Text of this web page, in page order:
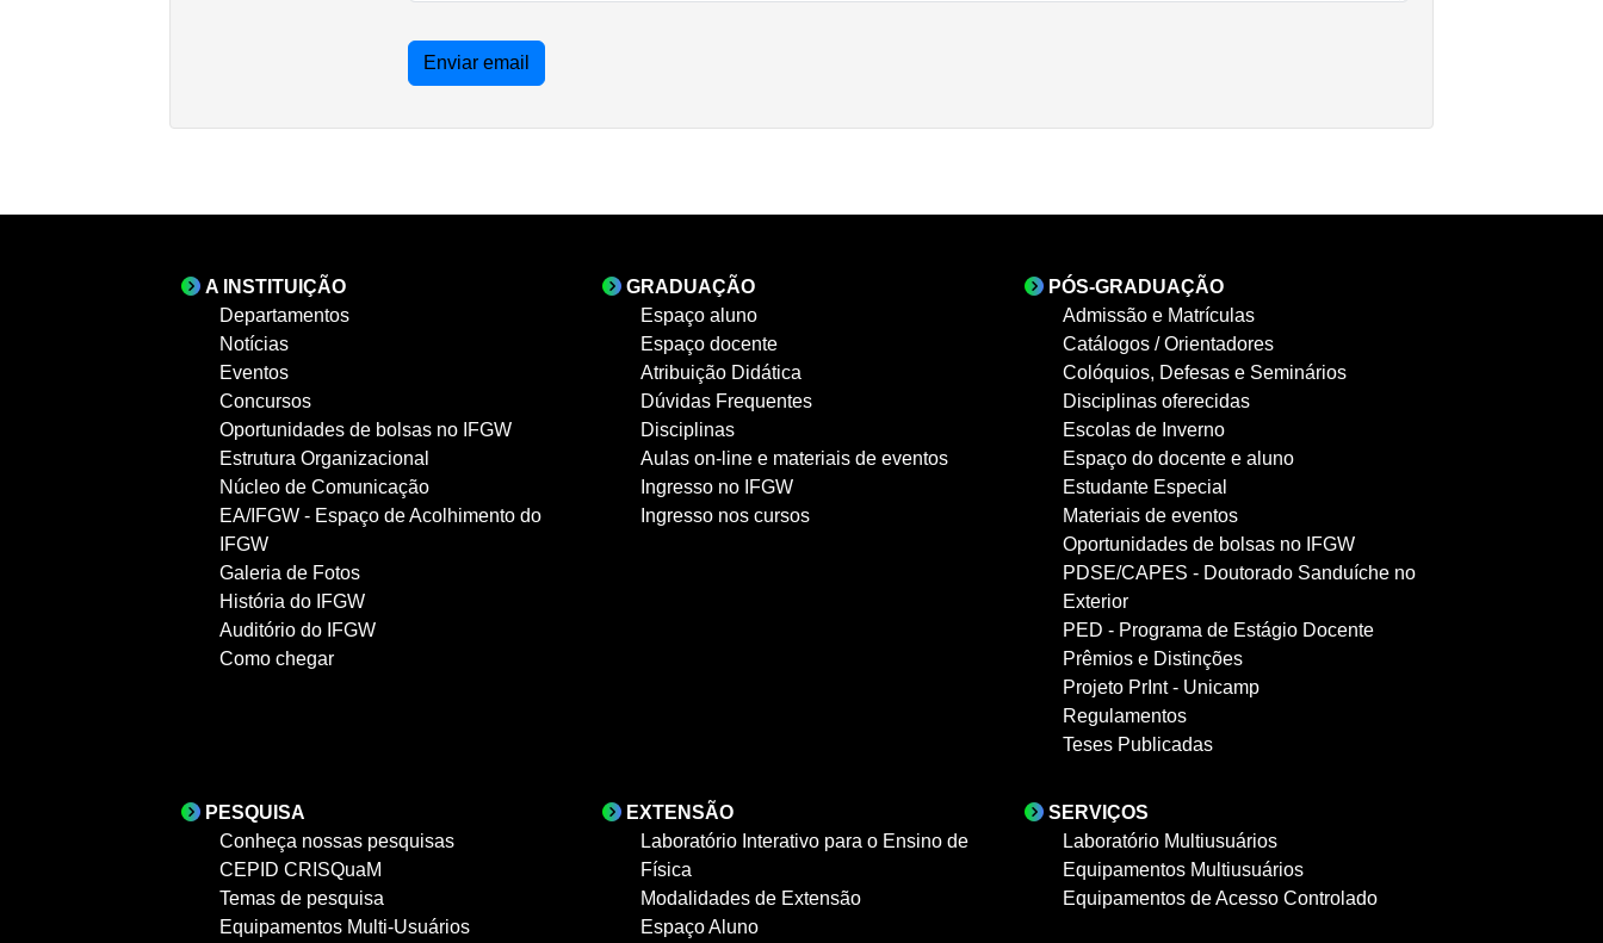
Enviar email
A INSTITUIÇÃO
Departamentos
Notícias
Eventos
Concursos
Oportunidades de bolsas no IFGW
Estrutura Organizacional
Núcleo de Comunicação
EA/IFGW - Espaço de Acolhimento do
IFGW
Galeria de Fotos
História do IFGW
Auditório do IFGW
Como chegar
GRADUAÇÃO
Espaço aluno
Espaço docente
Atribuição Didática
Dúvidas Frequentes
Disciplinas
Aulas on-line e materiais de eventos
Ingresso no IFGW
Ingresso nos cursos
PÓS-GRADUAÇÃO
Admissão e Matrículas
Catálogos / Orientadores
Colóquios, Defesas e Seminários
Disciplinas oferecidas
Escolas de Inverno
Espaço do docente e aluno
Estudante Especial
Materiais de eventos
Oportunidades de bolsas no IFGW
PDSE/CAPES - Doutorado Sanduíche no
Exterior
PED - Programa de Estágio Docente
Prêmios e Distinções
Projeto PrInt - Unicamp
Regulamentos
Teses Publicadas
PESQUISA
Conheça nossas pesquisas
CEPID CRISQuaM
Temas de pesquisa
Equipamentos Multi-Usuários
EXTENSÃO
Laboratório Interativo para o Ensino de
Física
Modalidades de Extensão
Espaço Aluno
SERVIÇOS
Laboratório Multiusuários
Equipamentos Multiusuários
Equipamentos de Acesso Controlado